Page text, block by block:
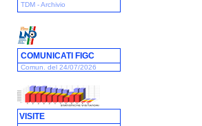
TDM - Archivio
COMUNICATI FIGC
Comun. del 24/07/2026
VISITE